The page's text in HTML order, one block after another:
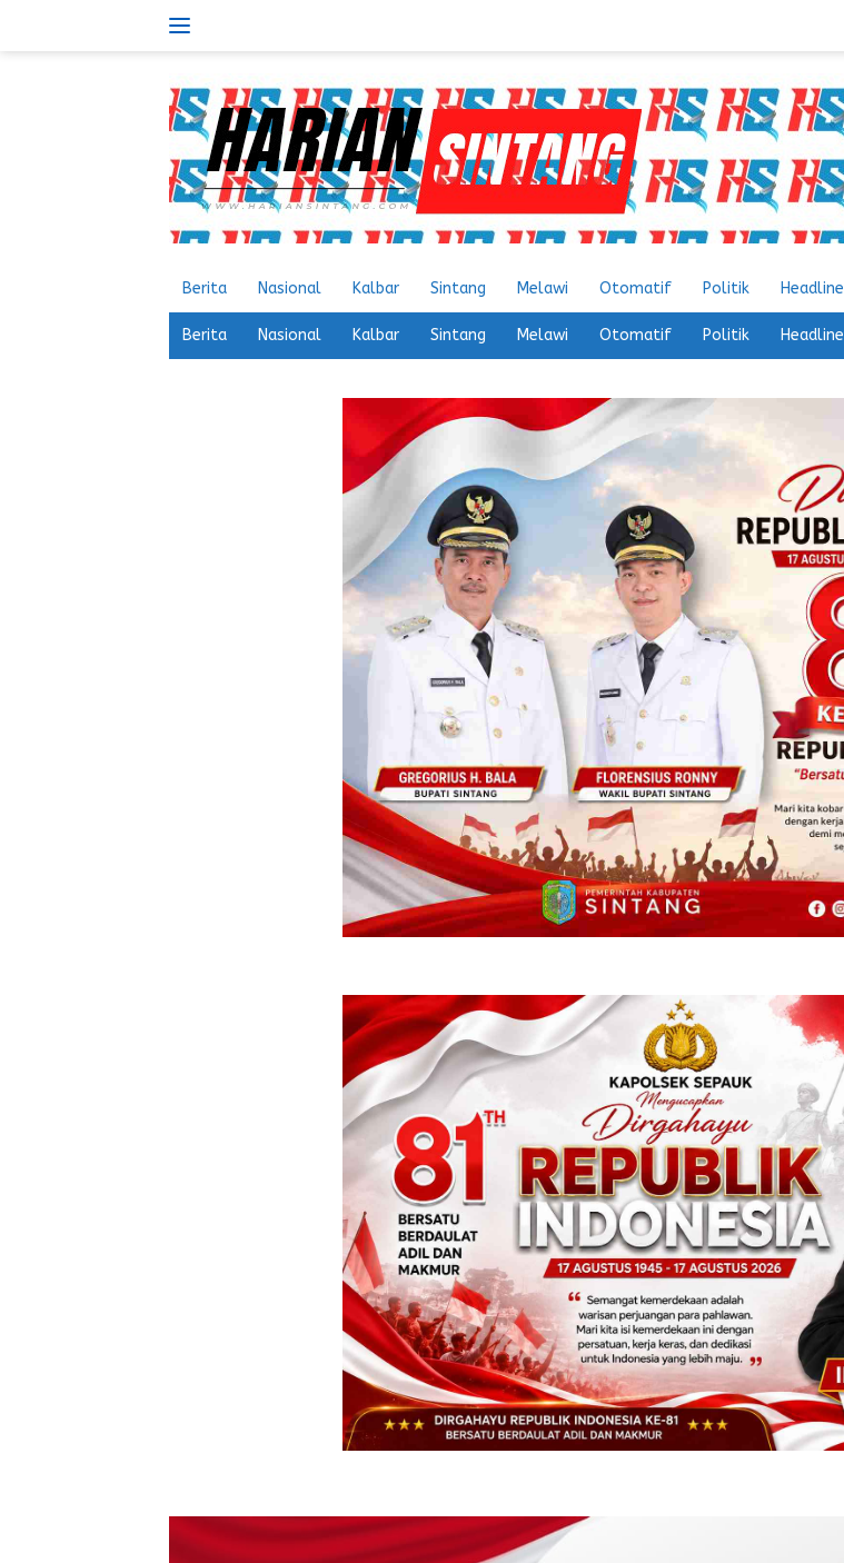
Berita Nasional Kalbar Sintang Melawi Otomatif Politik Headline
Berita Nasional Kalbar Sintang Melawi Otomatif Politik Headline